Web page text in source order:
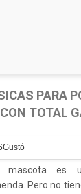
PARA
TOTAL
Gustó
mascota es
Pero no